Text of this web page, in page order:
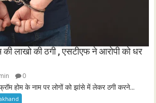
की लाखो की ठगी , एसटीएफ ने आरोपी को धर
0
होम के नाम पर लोगों को झांसे में लेकर ठगी करने...